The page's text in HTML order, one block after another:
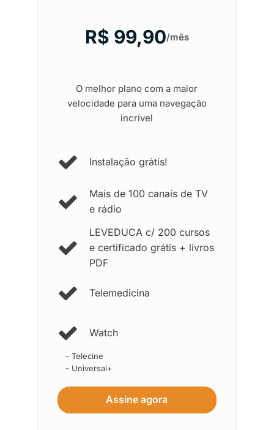
R$ 99,90/mês
O melhor plano com a maior
velocidade para uma navegação
incrível
Instalação grátis!
Mais de 100 canais de TV
e rádio
LEVEDUCA c/ 200 cursos
e certificado grátis + livros
PDF
Telemedicina
Watch
- Telecine
- Universal+
Assine agora